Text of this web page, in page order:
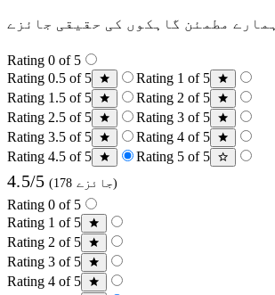
ہمارے مطمئن گاہکوں کی حقیقی جائزے
Rating 0 of 5
Rating 0.5 of 5
Rating 1 of 5
Rating 1.5 of 5
Rating 2 of 5
Rating 2.5 of 5
Rating 3 of 5
Rating 3.5 of 5
Rating 4 of 5
Rating 4.5 of 5
Rating 5 of 5
4.5/5 (178 جائزے)
Rating 0 of 5
Rating 1 of 5
Rating 2 of 5
Rating 3 of 5
Rating 4 of 5